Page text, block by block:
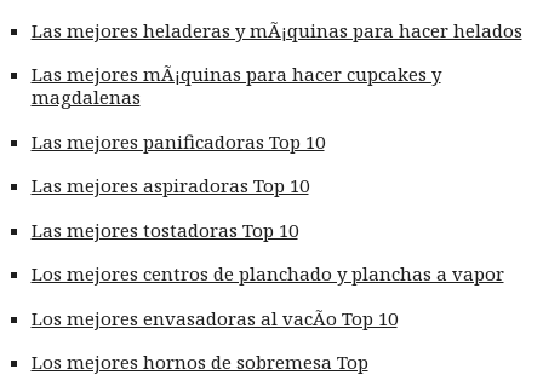
Las mejores heladeras y mÃ¡quinas para hacer helados
Las mejores mÃ¡quinas para hacer cupcakes y
magdalenas
Las mejores panificadoras Top 10
Las mejores aspiradoras Top 10
Las mejores tostadoras Top 10
Los mejores centros de planchado y planchas a vapor
Los mejores envasadoras al vacÃ­o Top 10
Los mejores hornos de sobremesa Top